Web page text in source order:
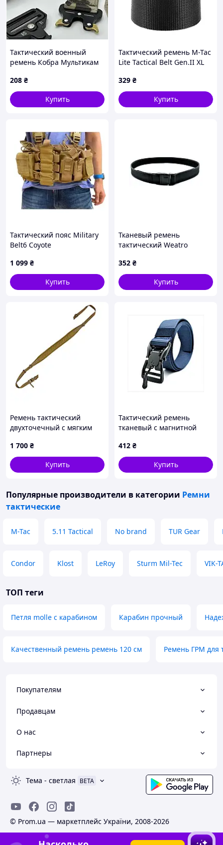
Тактический военный
ремень Кобра Мультикам
208 ₴
Купить
Тактический ремень M-Tac
Lite Tactical Belt Gen.II XL
329 ₴
Купить
Тактический пояс Military
Belt6 Coyote
1 099 ₴
Купить
Тканевый ремень
тактический Weatro
352 ₴
Купить
Ремень тактический
двухточечный с мягким
QD или направления
через элементы Койот/
Коричневый
1 700 ₴
Купить
Тактический ремень
тканевый с магнитной
см Синий tkn-38-tkt-0012
412 ₴
Купить
Популярные производители в категории Ремни
тактические
M-Tac 5.11 Tactical No brand TUR Gear
Condor Klost LeRoy Sturm Mil-Tec VIK-
ТОП теги
Петля molle с карабином Карабин прочный
Качественный ремень ремень 120 см Ремень ГРМ для
Покупателям
Продавцам
О нас
Партнеры
Тема - светлая BETA
© Prom.ua — маркетплейс України, 2008-2026